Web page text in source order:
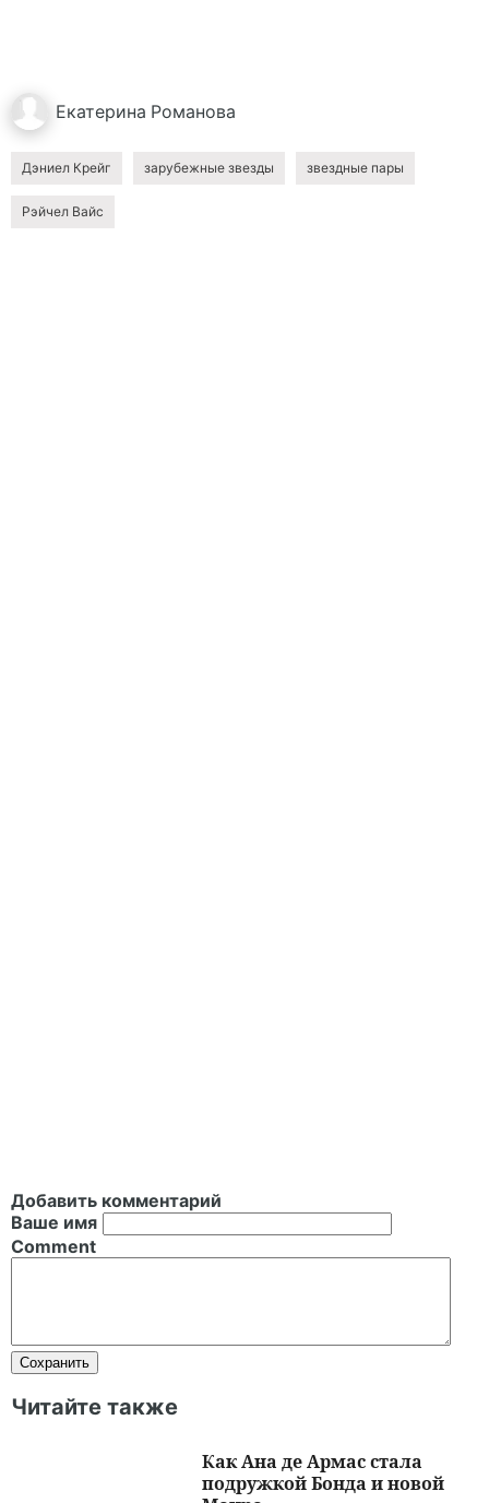
Екатерина Романова
Дэниел Крейг зарубежные звезды звездные пары
Рэйчел Вайс
Добавить комментарий
Ваше имя
Comment
Читайте также
Как Ана де Армас стала
подружкой Бонда и новой